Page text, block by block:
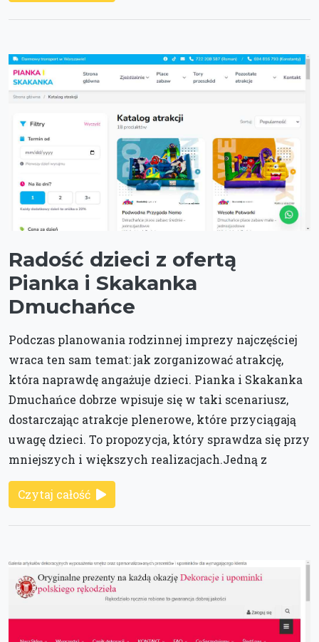
Radość dzieci z ofertą
Pianka i Skakanka
Dmuchańce
Podczas planowania rodzinnej imprezy najczęściej
wraca ten sam temat: jak zorganizować atrakcję,
która naprawdę angażuje dzieci. Pianka i Skakanka
Dmuchańce dobrze wpisuje się w taki scenariusz,
dostarczając atrakcje plenerowe, które przyciągają
uwagę dzieci. To propozycja, który sprawdza się przy
mniejszych i większych realizacjach.Jedną z
Czytaj całość